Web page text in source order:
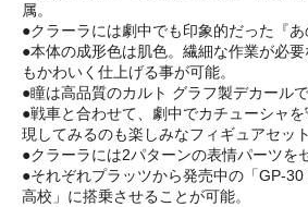
属。
●クラーラには劇中でも印象的だった『あ
●本体の成形色は肌色。繊細な作業が必
もかわいく仕上げる事が可能。
●瞳は高品質のカルト グラフ製デカールで
●戦車と合わせて、劇中でカチューシャ
現してみるのも楽しみなフィギュアセット
●クラーラには2パターンの表情パーツを
●それぞれプラッツから発売中の「GP-
高校」に搭乗させることが可能。